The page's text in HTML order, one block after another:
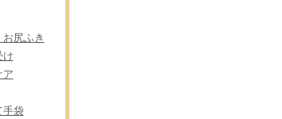
尻ふき
け
ア
手袋